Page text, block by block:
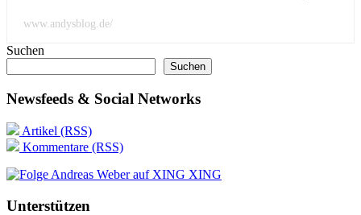
www.andysblog.de/
Suchen
Suchen
Newsfeeds & Social Networks
Artikel (RSS)
Kommentare (RSS)
XING
Unterstützen